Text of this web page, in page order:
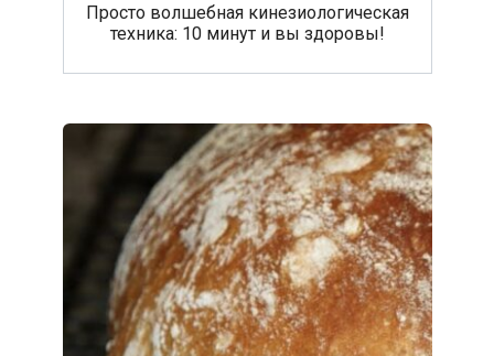
Просто волшебная кинезиологическая
техника: 10 минут и вы здоровы!